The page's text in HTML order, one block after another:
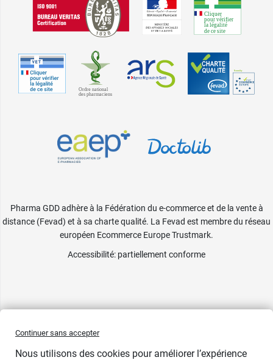
Pharma GDD adhère à la Fédération du e-commerce et de la vente à
distance (Fevad) et à sa charte qualité. La Fevad est membre du réseau
européen Ecommerce Europe Trustmark.
Accessibilité: partiellement conforme
Continuer sans accepter
Nous utilisons des cookies pour améliorer l’expérience